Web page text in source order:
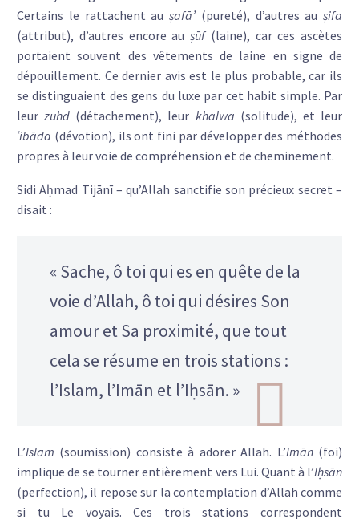
Certains le rattachent au ṣafā’ (pureté), d’autres au ṣifa
(attribut), d’autres encore au ṣūf(laine), car ces ascètes
portaient souvent des vêtements de laine en signe de
dépouillement. Ce dernier avis est le plus probable, car ils
se distinguaient des gens du luxe par cet habit simple. Par
leurzuhd (détachement), leur khalwa (solitude), et leur
ʿibāda (dévotion), ils ont fini par développer des méthodes
propres à leur voie de compréhension et de cheminement.
Sidi Aḥmad Tijānī – qu’Allah sanctifie son précieux secret –
disait :
« Sache, ô toi qui es en quête de la
voie d’Allah, ô toi qui désires Son
amour et Sa proximité, que tout
cela se résume en trois stations :
l’Islam, l’Imān et l’Iḥsān. »
L’Islam (soumission) consiste à adorer Allah. L’Imān(foi)
implique de se tourner entièrement vers Lui. Quant à l’Iḥsān
(perfection), il repose sur la contemplation d’Allah comme
si tu Le voyais. Ces trois stations correspondent